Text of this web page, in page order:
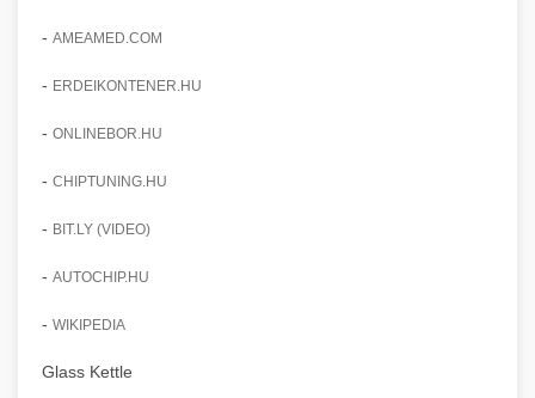
- AMEAMED.COM
- ERDEIKONTENER.HU
- ONLINEBOR.HU
- CHIPTUNING.HU
- BIT.LY (VIDEO)
- AUTOCHIP.HU
- WIKIPEDIA
Glass Kettle